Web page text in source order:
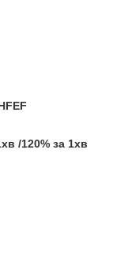
/120% за 1хв